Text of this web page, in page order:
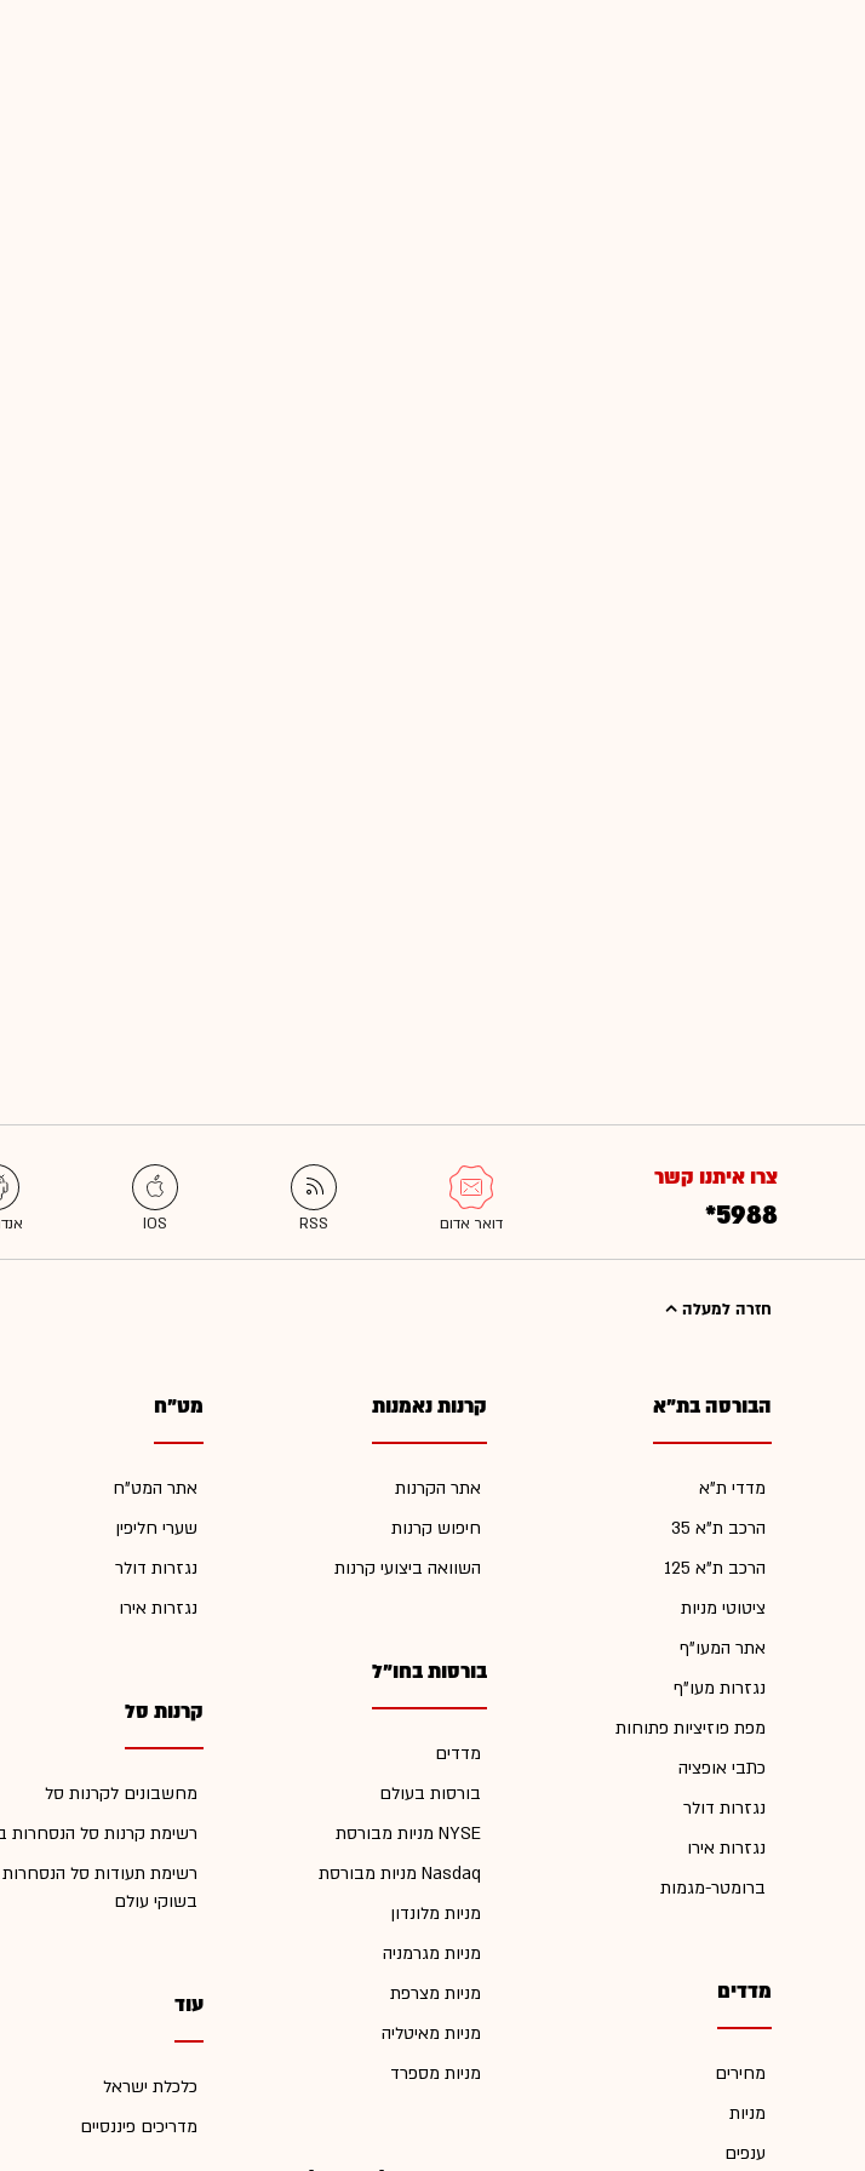
צרו איתנו קשר
*5988
חזרה למעלה
הבורסה בת"א
מדדי ת"א
הרכב ת"א 35
הרכב ת"א 125
ציטוטי מניות
אתר המעו"ף
נגזרות מעו"ף
מפת פוזיציות פתוחות
כתבי אופציה
נגזרות דולר
נגזרות אירו
ברומטר-מגמות
מדדים
מחירים
מניות
ענפים
קרנות נאמנות
אתר הקרנות
חיפוש קרנות
השוואה ביצועי קרנות
בורסות בחו"ל
מדדים
בורסות בעולם
מניות מבורסת NYSE
מניות מבורסת Nasdaq
מניות מלונדון
מניות מגרמניה
מניות מצרפת
מניות מאיטליה
מניות מספרד
מט"ח
אתר המט"ח
שערי חליפין
נגזרות דולר
נגזרות אירו
קרנות סל
מחשבונים לקרנות סל
רשימת קרנות סל הנסחרות
רשימת תעודות סל הנסחרות
בשוקי עולם
עוד
כלכלת ישראל
מדריכים פיננסיים